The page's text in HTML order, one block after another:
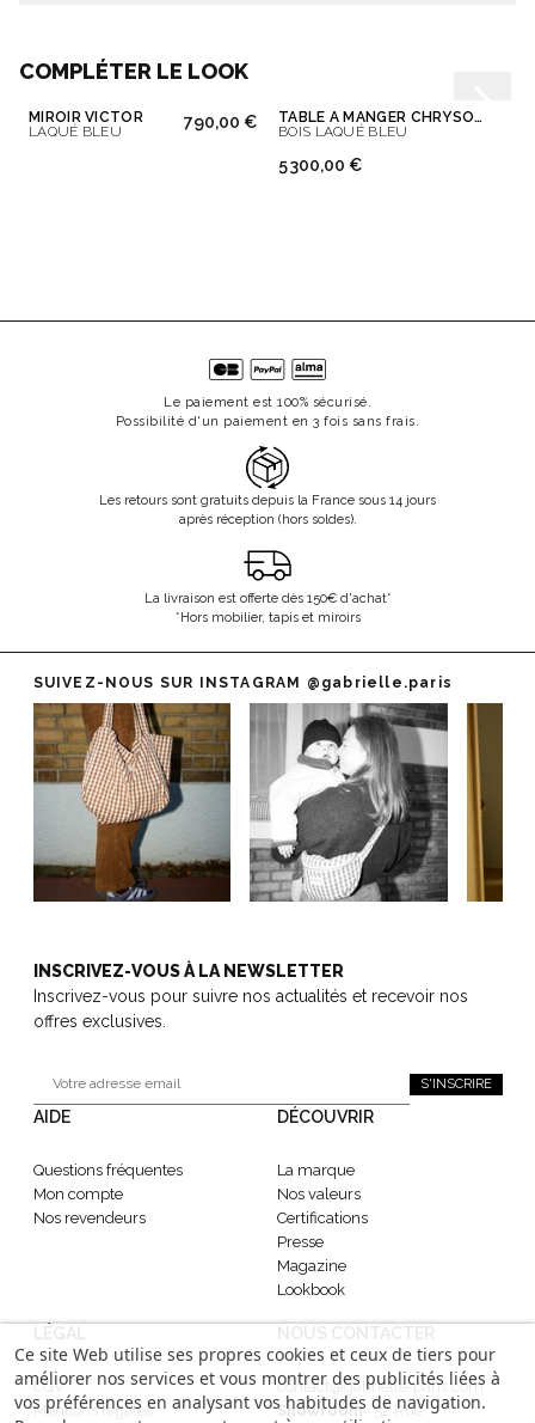
COMPLÉTER LE LOOK
MIROIR VICTOR
LAQUÉ BLEU
790,00 €
TABLE À MANGER CHRYSOLINE
BOIS LAQUÉ BLEU
5 300,00 €
Le paiement est 100% sécurisé.
Possibilité d'un paiement en 3 fois sans frais.
Les retours sont gratuits depuis la France sous 14 jours
après réception (hors soldes).
La livraison est offerte dès 150€ d'achat*
*Hors mobilier, tapis et miroirs
SUIVEZ-NOUS SUR INSTAGRAM @gabrielle.paris
INSCRIVEZ-VOUS À LA NEWSLETTER
Inscrivez-vous pour suivre nos actualités et recevoir nos
offres exclusives.
S'INSCRIRE
AIDE
Questions fréquentes
Mon compte
Nos revendeurs
DÉCOUVRIR
La marque
Nos valeurs
Certifications
Presse
Magazine
Lookbook
CGV
Mentions légales
contact@gabrielle-paris.com
Showroom: 52 Rue
Ce site Web utilise ses propres cookies et ceux de tiers pour
améliorer nos services et vous montrer des publicités liées à
vos préférences en analysant vos habitudes de navigation.